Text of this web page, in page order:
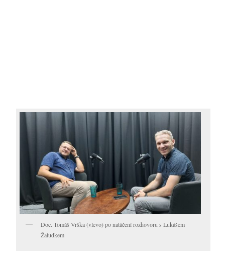
Doc. Tomáš Vrška (vlevo) po natáčení rozhovoru s Lukášem
Žaludkem